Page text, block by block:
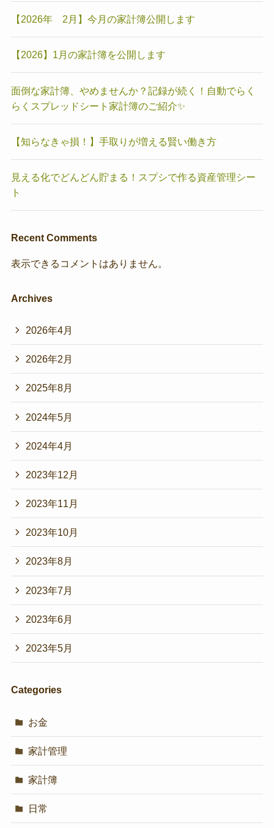
【2026年 2月】今月の家計簿公開します
【2026】1月の家計簿を公開します
面倒な家計簿、やめませんか？記録が続く！自動でらく
らくスプレッドシート家計簿のご紹介✨
【知らなきゃ損！】手取りが増える賢い働き方
見える化でどんどん貯まる！スプシで作る資産管理シー
ト
Recent Comments
表示できるコメントはありません。
Archives
2026年4月
2026年2月
2025年8月
2024年5月
2024年4月
2023年12月
2023年11月
2023年10月
2023年8月
2023年7月
2023年6月
2023年5月
Categories
お金
家計管理
家計簿
日常